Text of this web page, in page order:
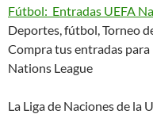
Fútbol: Entradas UEFA
Deportes, fútbol, Torneo
Compra tus entradas
Nations League
La Liga de Naciones de la